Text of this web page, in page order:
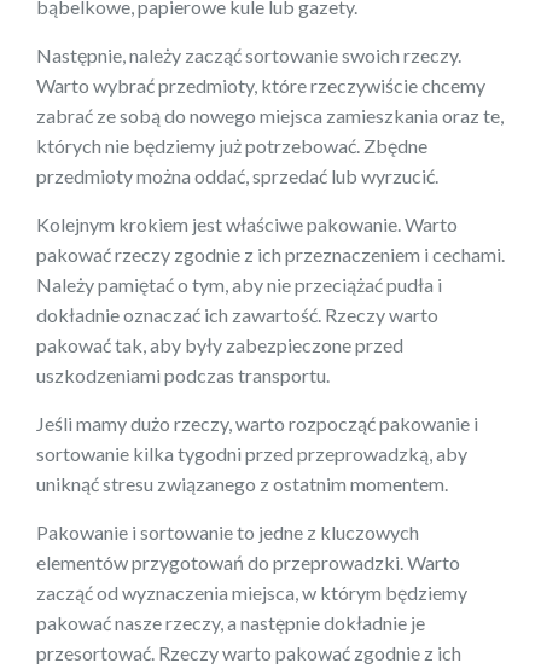
bąbelkowe, papierowe kule lub gazety.
Następnie, należy zacząć sortowanie swoich rzeczy.
Warto wybrać przedmioty, które rzeczywiście chcemy
zabrać ze sobą do nowego miejsca zamieszkania oraz te,
których nie będziemy już potrzebować. Zbędne
przedmioty można oddać, sprzedać lub wyrzucić.
Kolejnym krokiem jest właściwe pakowanie. Warto
pakować rzeczy zgodnie z ich przeznaczeniem i cechami.
Należy pamiętać o tym, aby nie przeciążać pudła i
dokładnie oznaczać ich zawartość. Rzeczy warto
pakować tak, aby były zabezpieczone przed
uszkodzeniami podczas transportu.
Jeśli mamy dużo rzeczy, warto rozpocząć pakowanie i
sortowanie kilka tygodni przed przeprowadzką, aby
uniknąć stresu związanego z ostatnim momentem.
Pakowanie i sortowanie to jedne z kluczowych
elementów przygotowań do przeprowadzki. Warto
zacząć od wyznaczenia miejsca, w którym będziemy
pakować nasze rzeczy, a następnie dokładnie je
przesortować. Rzeczy warto pakować zgodnie z ich